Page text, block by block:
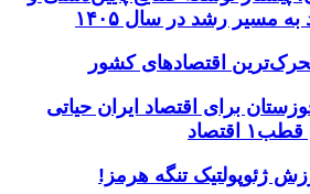
مسیر رشد در سال ۱۴۰۵
برای اقتصاد ایران حیاتی
ژئوپولتیک تنگه هرمز!